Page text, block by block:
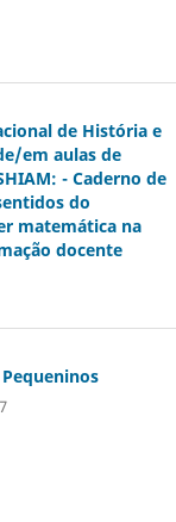
de História e
em aulas de
- Caderno de
do
matemática na
docente